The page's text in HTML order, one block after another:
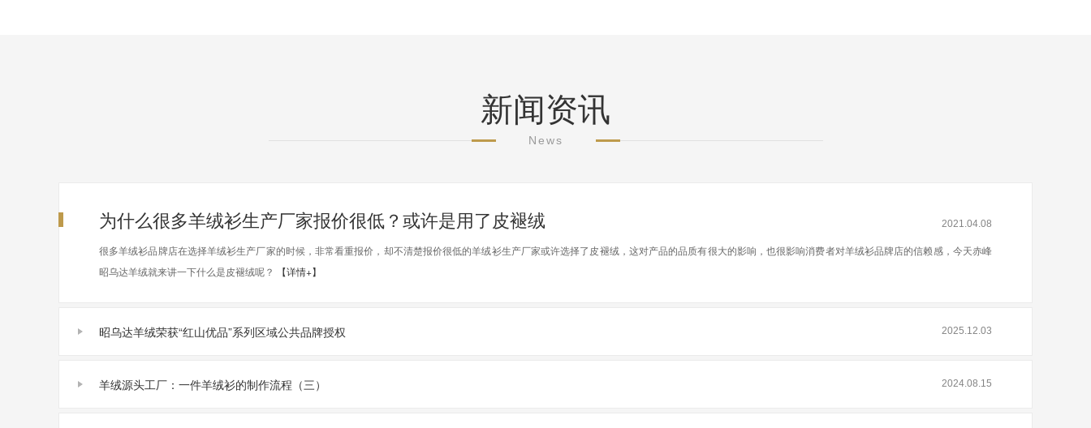
新闻资讯
News
为什么很多羊绒衫生产厂家报价很低？或许是用了皮褪绒 2021.04.08
很多羊绒衫品牌店在选择羊绒衫生产厂家的时候，非常看重报价，却不清楚报价很低的羊绒衫生产厂家或许选择了皮褪绒，这对产品的品质有很大的影响，也很影响消费者对羊绒衫品牌店的信赖感，今天赤峰
昭乌达羊绒就来讲一下什么是皮褪绒呢？
【详情+】
昭乌达羊绒荣获“红山优品”系列区域公共品牌授权 2025.12.03
羊绒源头工厂：一件羊绒衫的制作流程（三） 2024.08.15